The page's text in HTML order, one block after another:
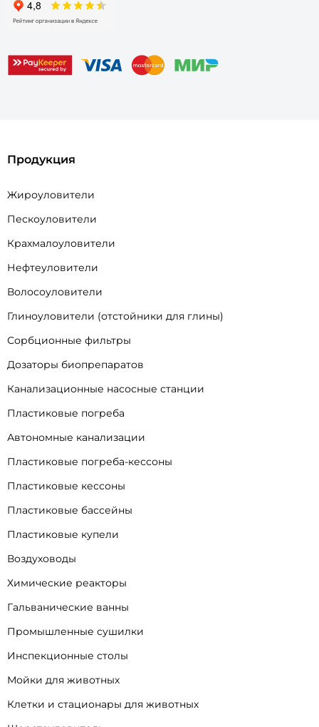
Продукция
Жироуловители
Пескоуловители
Крахмалоуловители
Нефтеуловители
Волосоуловители
Глиноуловители (отстойники для глины)
Сорбционные фильтры
Дозаторы биопрепаратов
Канализационные насосные станции
Пластиковые погреба
Автономные канализации
Пластиковые погреба-кессоны
Пластиковые кессоны
Пластиковые бассейны
Пластиковые купели
Воздуховоды
Химические реакторы
Гальванические ванны
Промышленные сушилки
Инспекционные столы
Мойки для животных
Клетки и стационары для животных